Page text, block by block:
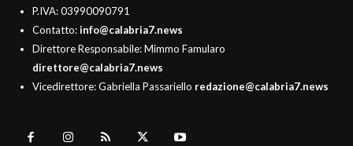
P.IVA: 03990090791
Contatto:info@calabria7.news
Direttore Responsabile: Mimmo Famularo
direttore@calabria7.news
Vicedirettore: Gabriella Passariello redazione@calabria7.news